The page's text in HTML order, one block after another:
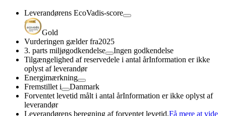
Leverandørens EcoVadis-score
Gold
Vurderingen gælder fra2025
3. parts miljøgodkendelse
Ingen godkendelse
Tilgængelighed af reservedele i antal årInformation er ikke
oplyst af leverandør
Energimærkning
Fremstillet i
Danmark
Forventet levetid målt i antal årInformation er ikke oplyst af
leverandør
Leverandørens beregning af forventet levetid,Få mere at vide